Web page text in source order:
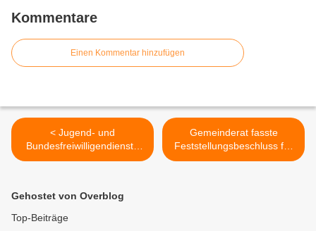
Kommentare
Einen Kommentar hinzufügen
< Jugend- und
Bundesfreiwilligendienste
(FSJ/Bufdi) sind
Mittelschüler interessant
Gemeinderat fasste
Feststellungsbeschluss für
die 14. Änderung des
Gehostet von Overblog
Top-Beiträge